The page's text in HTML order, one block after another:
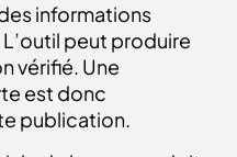
informations
peut produire
vérifié. Une
est donc
publication.